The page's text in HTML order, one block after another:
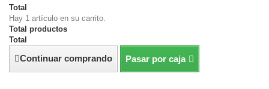
Total
Hay 1 artículo en su carrito.
Total productos
Total
Continuar comprando Pasar por caja